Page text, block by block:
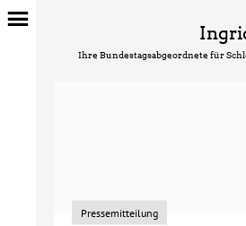
Ihre Bundestagsabgeordnete für
Pressemitteilung